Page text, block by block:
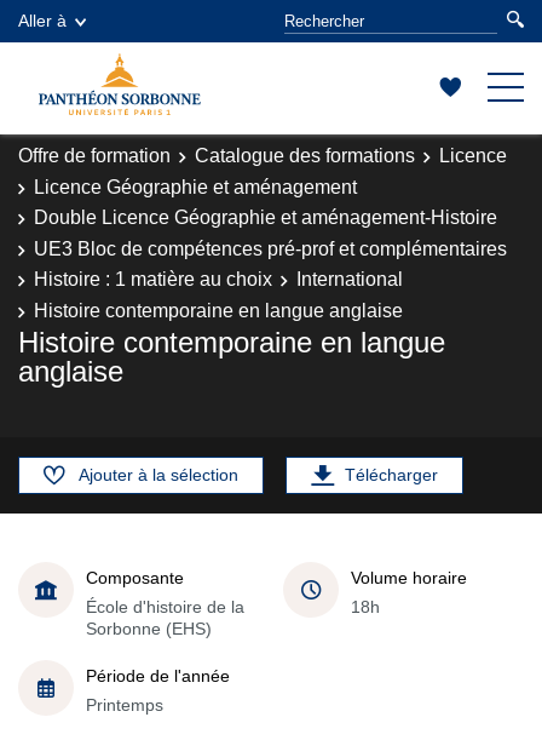
Aller à
Offre de formation Catalogue des formations
Licence
Licence Géographie et aménagement
Double Licence Géographie et aménagement-Histoire
UE3 Bloc de compétences pré-prof et complémentaires
Histoire : 1 matière au choix
International
Histoire contemporaine en langue anglaise
Histoire contemporaine en langue
anglaise
Ajouter à la sélection Télécharger
Composante
École d'histoire de la
Sorbonne (EHS)
Volume horaire
18h
Période de l'année
Printemps